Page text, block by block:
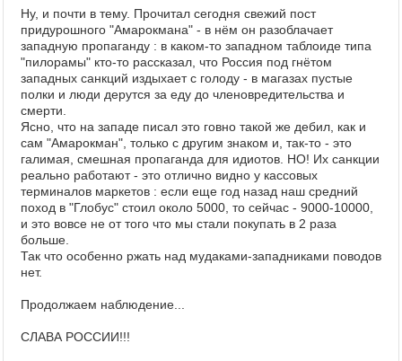
Ну, и почти в тему. Прочитал сегодня свежий пост
придурошного "Амарокмана" - в нём он разоблачает
западную пропаганду : в каком-то западном таблоиде типа
"пилорамы" кто-то рассказал, что Россия под гнётом
западных санкций издыхает с голоду - в магазах пустые
полки и люди дерутся за еду до членовредительства и
смерти.
Ясно, что на западе писал это говно такой же дебил, как и
сам "Амарокман", только с другим знаком и, так-то - это
галимая, смешная пропаганда для идиотов. НО! Их санкции
реально работают - это отлично видно у кассовых
терминалов маркетов : если еще год назад наш средний
поход в "Глобус" стоил около 5000, то сейчас - 9000-10000,
и это вовсе не от того что мы стали покупать в 2 раза
больше.
Так что особенно ржать над мудаками-западниками поводов
нет.
Продолжаем наблюдение...
СЛАВА РОССИИ!!!